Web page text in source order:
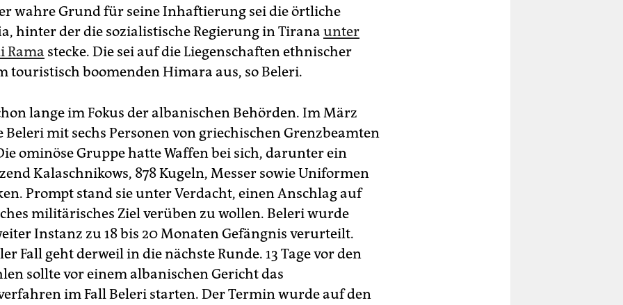
wahre Grund für seine Inhaftierung sei die örtliche
hinter der die sozialistische Regierung in Tirana unter
Rama stecke. Die sei auf die Liegenschaften ethnischer
touristisch boomenden Himara aus, so Beleri.
lange im Fokus der albanischen Behörden. Im März
Beleri mit sechs Personen von griechischen Grenzbeamten
ominöse Gruppe hatte Waffen bei sich, darunter ein
Kalaschnikows, 878 Kugeln, Messer sowie Uniformen
Prompt stand sie unter Verdacht, einen Anschlag auf
militärisches Ziel verüben zu wollen. Beleri wurde
Instanz zu 18 bis 20 Monaten Gefängnis verurteilt.
Fall geht derweil in die nächste Runde. 13 Tage vor den
sollte vor einem albanischen Gericht das
im Fall Beleri starten. Der Termin wurde auf den